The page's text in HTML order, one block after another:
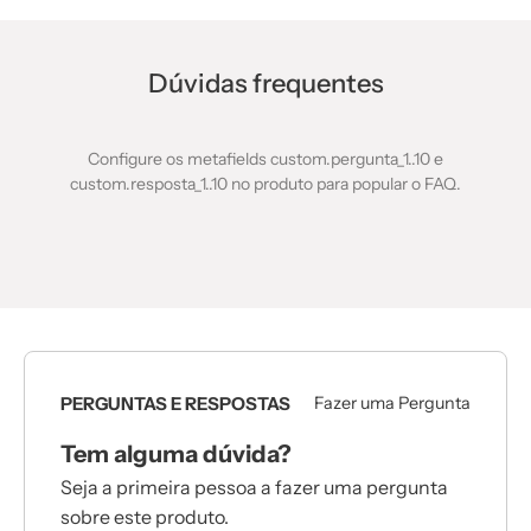
Dúvidas frequentes
Configure os metafields custom.pergunta_1..10 e
custom.resposta_1..10 no produto para popular o FAQ.
PERGUNTAS E RESPOSTAS Fazer uma Pergunta
Tem alguma dúvida?
Seja a primeira pessoa a fazer uma pergunta
sobre este produto.